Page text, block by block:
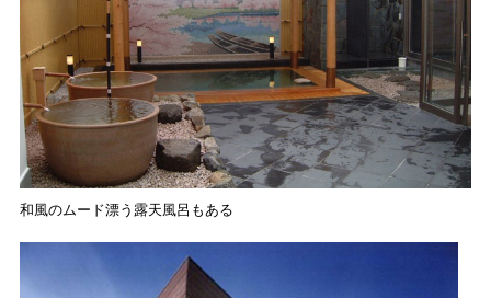
和風のムード漂う露天風呂もある